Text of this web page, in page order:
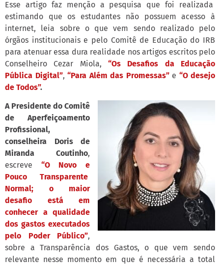
Esse artigo faz menção a pesquisa que foi realizada
estimando que os estudantes não possuem acesso à
internet, leia sobre o que vem sendo realizado pelo
órgãos institucionais e pelo Comitê de Educação do IRB
para atenuar essa dura realidade nos artigos escritos pelo
Conselheiro Cezar Miola, “Os Desafios da Educação
Pública Digital”, “Para Além das Promessas”e “O desejo
de Todos”.
A Presidente do Comitê
de Aperfeiçoamento
Profissional,
conselheira Doris de
Miranda Coutinho,
escreve “O Novo e
Pouco Transparente
Normal; o maior
desafio está em
conhecer a qualidade
dos gastos executados
pelo Poder Público”,
sobre a Transparência dos Gastos, o que vem sendo
relevante nesse momento em que é necessária a total